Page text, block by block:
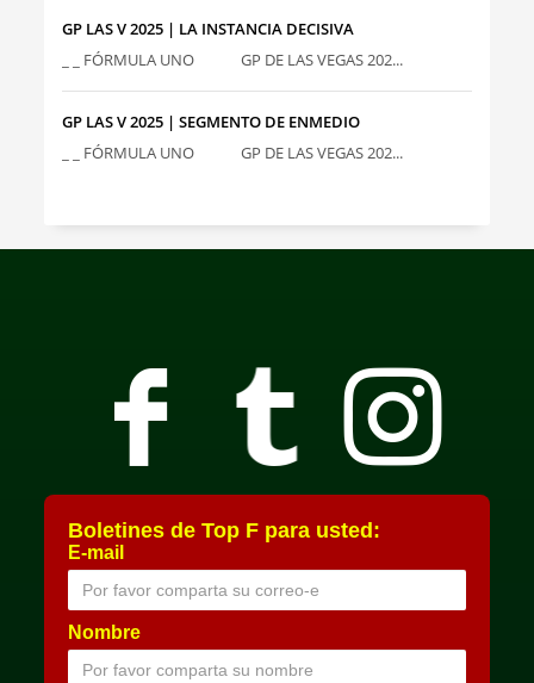
GP LAS V 2025 | LA INSTANCIA DECISIVA
_ _ FÓRMULA UNO GP DE LAS VEGAS 202...
GP LAS V 2025 | SEGMENTO DE ENMEDIO
_ _ FÓRMULA UNO GP DE LAS VEGAS 202...
Boletines de Top F para usted:
E-mail
Nombre